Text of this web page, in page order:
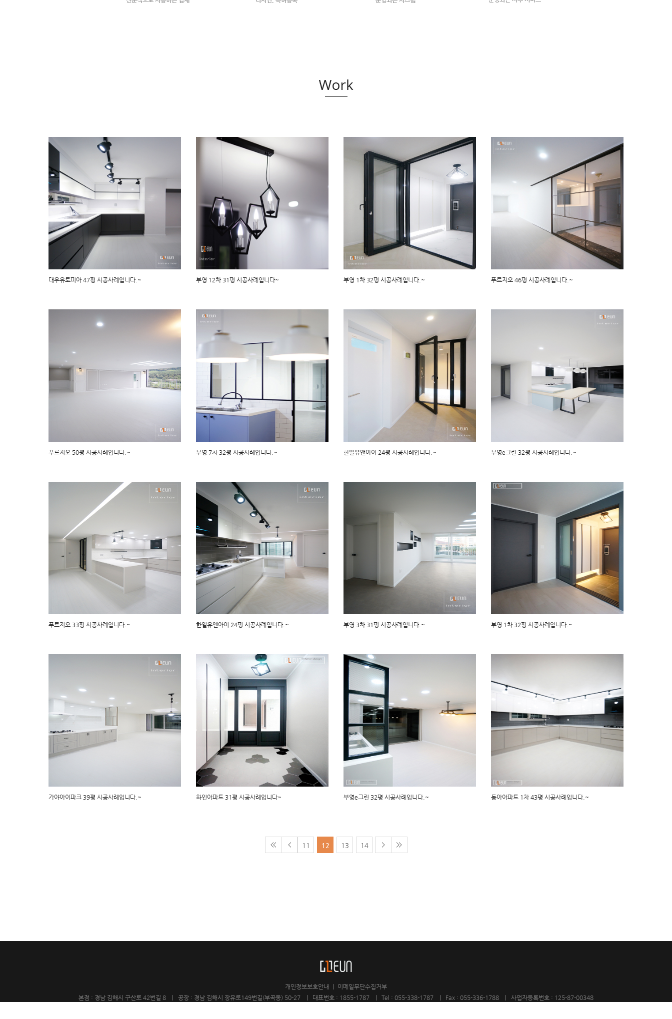
대우유토피아 47평 시공사례입니다.~ 부영 12차 31평 시공사례입니다~ 부영 1차 32평 시공사례입니다.~ 푸르지오 46평 시공사례입니다.~
푸르지오 50평 시공사례입니다.~ 부영 7차 32평 시공사례입니다.~ 한일유앤아이 24평 시공사례입니다.~ 부영e그린 32평 시공사례입니다.~
푸르지오 33평 시공사례입니다.~ 한일유앤아이 24평 시공사례입니다.~ 부영 3차 31평 시공사례입니다.~ 부영 1차 32평 시공사례입니다.~
가야아이파크 39평 시공사례입니다.~ 화인아파트 31평 시공사례입니다~ 부영e그린 32평 시공사례입니다.~ 동아아파트 1차 43평 시공사례입니다.~
11 12 13 14
개인정보보호안내
이메일무단수집거부
본점 : 경남 김해시 구산로 42번길 8 | 공장 : 경남 김해시 장유로149번길(부곡동) 50-27 | 대표번호 : 1855-1787 | Tel : 055-338-1787 | Fax : 055-336-1788 | 사업자등록번호 : 125-87-00348